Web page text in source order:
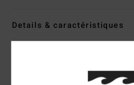
Details & caractéristiques